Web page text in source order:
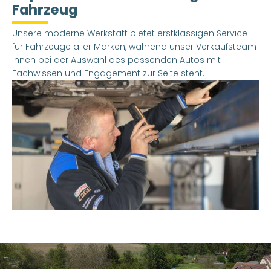
Fahrzeug
Unsere moderne Werkstatt bietet erstklassigen Service
für Fahrzeuge aller Marken, während unser Verkaufsteam
Ihnen bei der Auswahl des passenden Autos mit
Fachwissen und Engagement zur Seite steht.